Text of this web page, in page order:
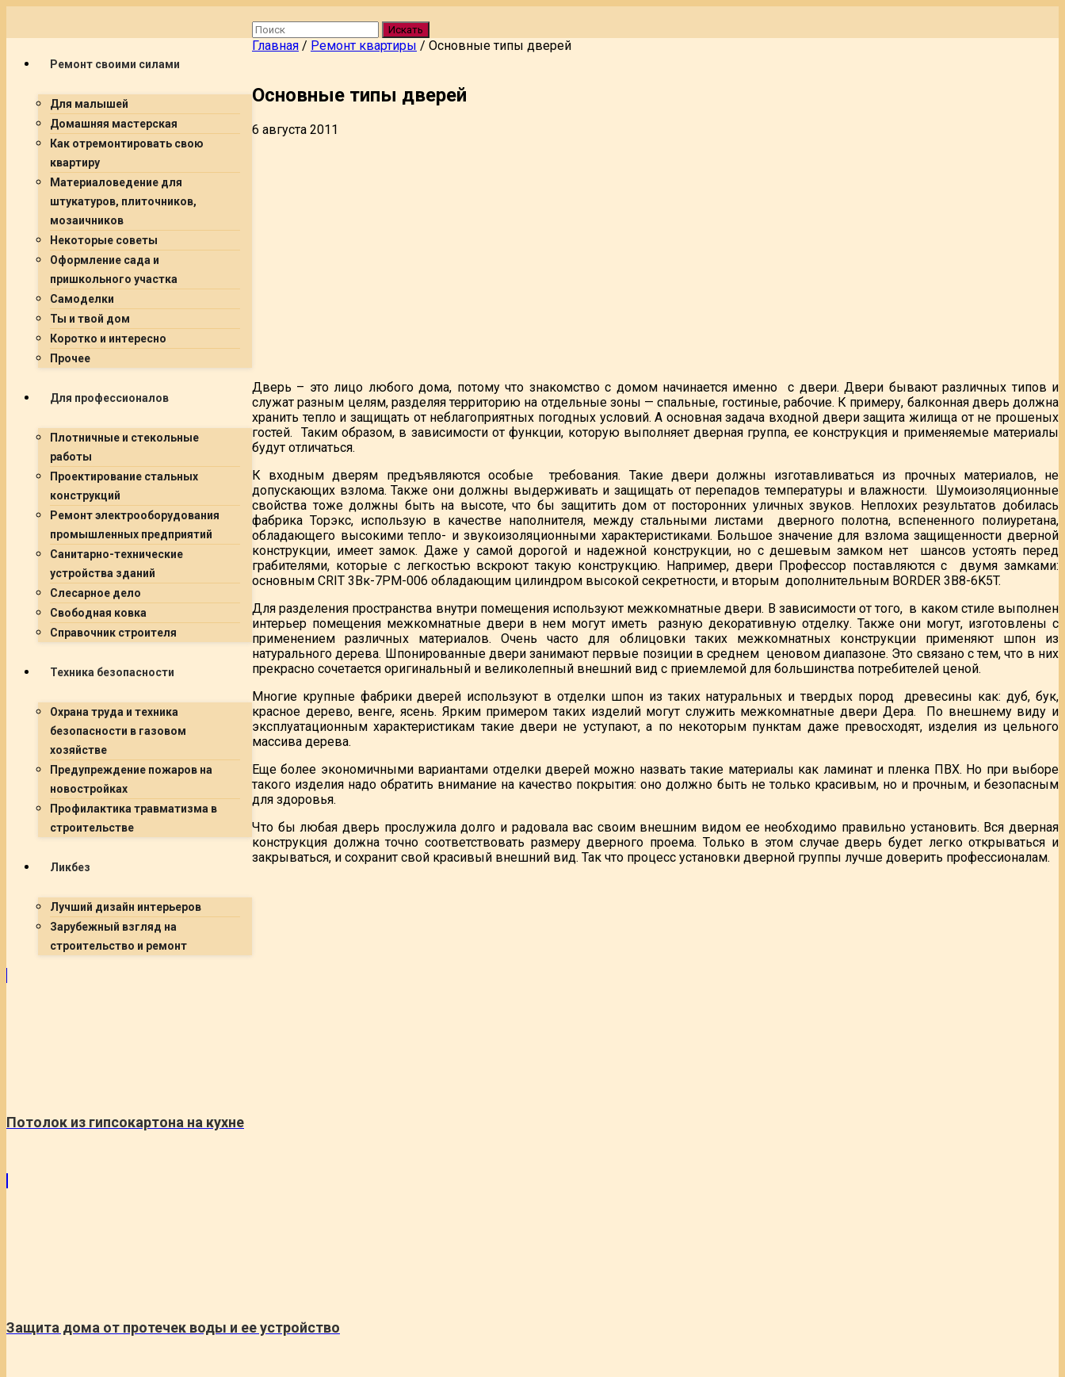
Ремонт своими силами
Для малышей
Домашняя мастерская
Как отремонтировать свою
квартиру
Материаловедение для
штукатуров, плиточников,
мозаичников
Некоторые советы
Оформление сада и
пришкольного участка
Самоделки
Ты и твой дом
Коротко и интересно
Прочее
Для профессионалов
Плотничные и стекольные
работы
Проектирование стальных
конструкций
Ремонт электрооборудования
промышленных предприятий
Санитарно-технические
устройства зданий
Слесарное дело
Свободная ковка
Справочник строителя
Техника безопасности
Охрана труда и техника
безопасности в газовом
хозяйстве
Предупреждение пожаров на
новостройках
Профилактика травматизма в
строительстве
Ликбез
Лучший дизайн интерьеров
Зарубежный взгляд на
строительство и ремонт
Искать
Главная / Ремонт квартиры / Основные типы дверей
Основные типы дверей
6 августа 2011
Дверь – это лицо любого дома, потому что знакомство с домом начинается именно с двери. Двери бывают различных типов и
служат разным целям, разделяя территорию на отдельные зоны — спальные, гостиные, рабочие. К примеру, балконная дверь должна
хранить тепло и защищать от неблагоприятных погодных условий. А основная задача входной двери защита жилища от не прошеных
гостей. Таким образом, в зависимости от функции, которую выполняет дверная группа, ее конструкция и применяемые материалы
будут отличаться.
К входным дверям предъявляются особые требования. Такие двери должны изготавливаться из прочных материалов, не
допускающих взлома. Также они должны выдерживать и защищать от перепадов температуры и влажности. Шумоизоляционные
свойства тоже должны быть на высоте, что бы защитить дом от посторонних уличных звуков. Неплохих результатов добилась
фабрика Торэкс, использую в качестве наполнителя, между стальными листами дверного полотна, вспененного полиуретана,
обладающего высокими тепло- и звукоизоляционными характеристиками. Большое значение для взлома защищенности дверной
конструкции, имеет замок. Даже у самой дорогой и надежной конструкции, но с дешевым замком нет шансов устоять перед
грабителями, которые с легкостью вскроют такую конструкцию. Например, двери Профессор поставляются с двумя замками:
основным CRIT 3Bк-7PM-006 обладающим цилиндром высокой секретности, и вторым дополнительным BORDER 3B8-6K5T.
Для разделения пространства внутри помещения используют межкомнатные двери. В зависимости от того, в каком стиле выполнен
интерьер помещения межкомнатные двери в нем могут иметь разную декоративную отделку. Также они могут, изготовлены с
применением различных материалов. Очень часто для облицовки таких межкомнатных конструкции применяют шпон из
натурального дерева. Шпонированные двери занимают первые позиции в среднем ценовом диапазоне. Это связано с тем, что в них
прекрасно сочетается оригинальный и великолепный внешний вид с приемлемой для большинства потребителей ценой.
Многие крупные фабрики дверей используют в отделки шпон из таких натуральных и твердых пород древесины как: дуб, бук,
красное дерево, венге, ясень. Ярким примером таких изделий могут служить межкомнатные двери Дера. По внешнему виду и
эксплуатационным характеристикам такие двери не уступают, а по некоторым пунктам даже превосходят, изделия из цельного
массива дерева.
Еще более экономичными вариантами отделки дверей можно назвать такие материалы как ламинат и пленка ПВХ. Но при выборе
такого изделия надо обратить внимание на качество покрытия: оно должно быть не только красивым, но и прочным, и безопасным
для здоровья.
Что бы любая дверь прослужила долго и радовала вас своим внешним видом ее необходимо правильно установить. Вся дверная
конструкция должна точно соответствовать размеру дверного проема. Только в этом случае дверь будет легко открываться и
закрываться, и сохранит свой красивый внешний вид. Так что процесс установки дверной группы лучше доверить профессионалам.
Потолок из гипсокартона на кухне
Защита дома от протечек воды и ее устройство